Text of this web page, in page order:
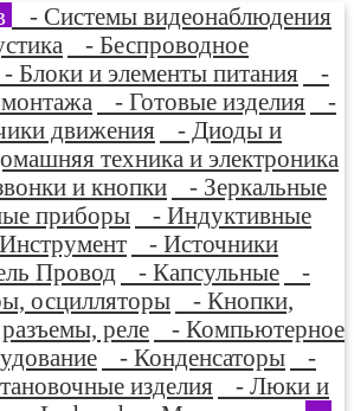
- Системы видеонаблюдения
- Беспроводное
- Блоки и элементы питания
-
- Готовые изделия
-
движения
- Диоды и
техника и электроника
и кнопки
- Зеркальные
приборы
- Индуктивные
- Источники
Провод - Капсульные
-
осцилляторы
- Кнопки,
реле
- Компьютерное
- Конденсаторы
-
изделия
- Люки и